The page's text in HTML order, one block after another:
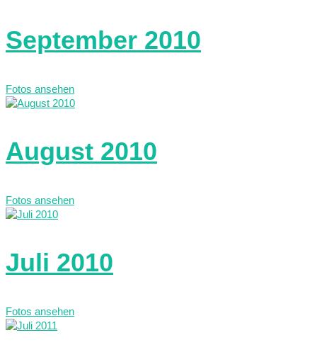
September 2010
Fotos ansehen
August 2010
Fotos ansehen
Juli 2010
Fotos ansehen